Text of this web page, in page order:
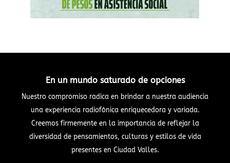
En un mundo saturado de opciones
Nuestro compromiso radica en brindar a nuestra audiencia
una experiencia radiofónica enriquecedora y variada.
Creemos firmemente en la importancia de reflejar la
diversidad de pensamientos, culturas y estilos de vida
presentes en Ciudad Valles.